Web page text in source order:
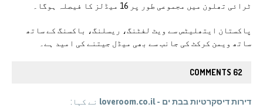
ٹرائی تھلون میں مجموعی طور پر 16 میڈلز کا فیصلہ ہوگا۔
پاکستان ایتھلیٹس سے ویٹ لفٹنگ، ریسلنگ، باکسنگ کے ساتھ
ساتھ ویمن کرکٹ کی جانب سے بھی میڈل جیتنے کی امید ہے۔
62 COMMENTS
דירות דיסקרטיות בבת ים - loveroom.co.il نے کہا: